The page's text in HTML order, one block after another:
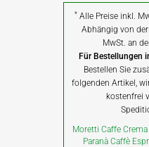
* Alle Preise inkl.
Abhängig von
MwSt. an
Für Bestellungen
Bestellen Sie
folgenden Artikel,
kostenfrei
Moretti Caffe
Paranà Caffè